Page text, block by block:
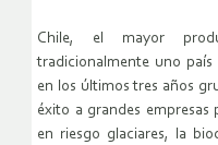
Chile, el mayor
tradicionalmente uno
en los últimos tres años
éxito a grandes
en riesgo glaciares, la